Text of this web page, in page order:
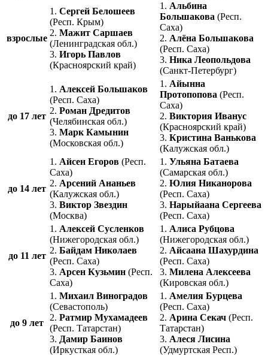
взрослые
1. Сергей Белошеев
(Респ. Крым)
2. Мажит Саршаев
(Ленинградская обл.)
3. Игорь Павлов
(Красноярский край)
1. Альбина
Большакова (Респ.
Саха)
2. Алёна Большакова
(Респ. Саха)
3. Ника Леопольдова
(Санкт-Петербург)
до 17 лет
1. Алексей Большаков
(Респ. Саха)
2. Роман Дредитов
(Челябинская обл.)
3. Марк Камынин
(Московская обл.)
1. Айынна
Протопопова (Респ.
Саха)
2. Виктория Иванус
(Красноярский край)
3. Кристина Ванькова
(Калужская обл.)
до 14 лет
1. Айсен Егоров (Респ.
Саха)
2. Арсений Ананьев
(Калужская обл.)
3. Виктор Звездин
(Москва)
1. Ульяна Батаева
(Самарская обл.)
2. Юлия Никанорова
(Респ. Саха)
3. Нарыйаана Сергеева
(Респ. Саха)
до 11 лет
1. Алексей Сусленков
(Нижегородская обл.)
2. Байдам Николаев
(Респ. Саха)
3. Арсен Кузьмин (Респ.
Саха)
1. Алиса Рубцова
(Нижегородская обл.)
2. Айсаана Шахурдина
(Респ. Саха)
3. Милена Алексеева
(Кировская обл.)
до 9 лет
1. Михаил Виноградов
(Севастополь)
2. Ратмир Мухамадеев
(Респ. Татарстан)
3. Дамир Баинов
(Иркусткая обл.)
1. Амелия Бурцева
(Респ. Саха)
2. Арина Секач (Респ.
Татарстан)
3. Алеся Лисина
(Удмуртская Респ.)